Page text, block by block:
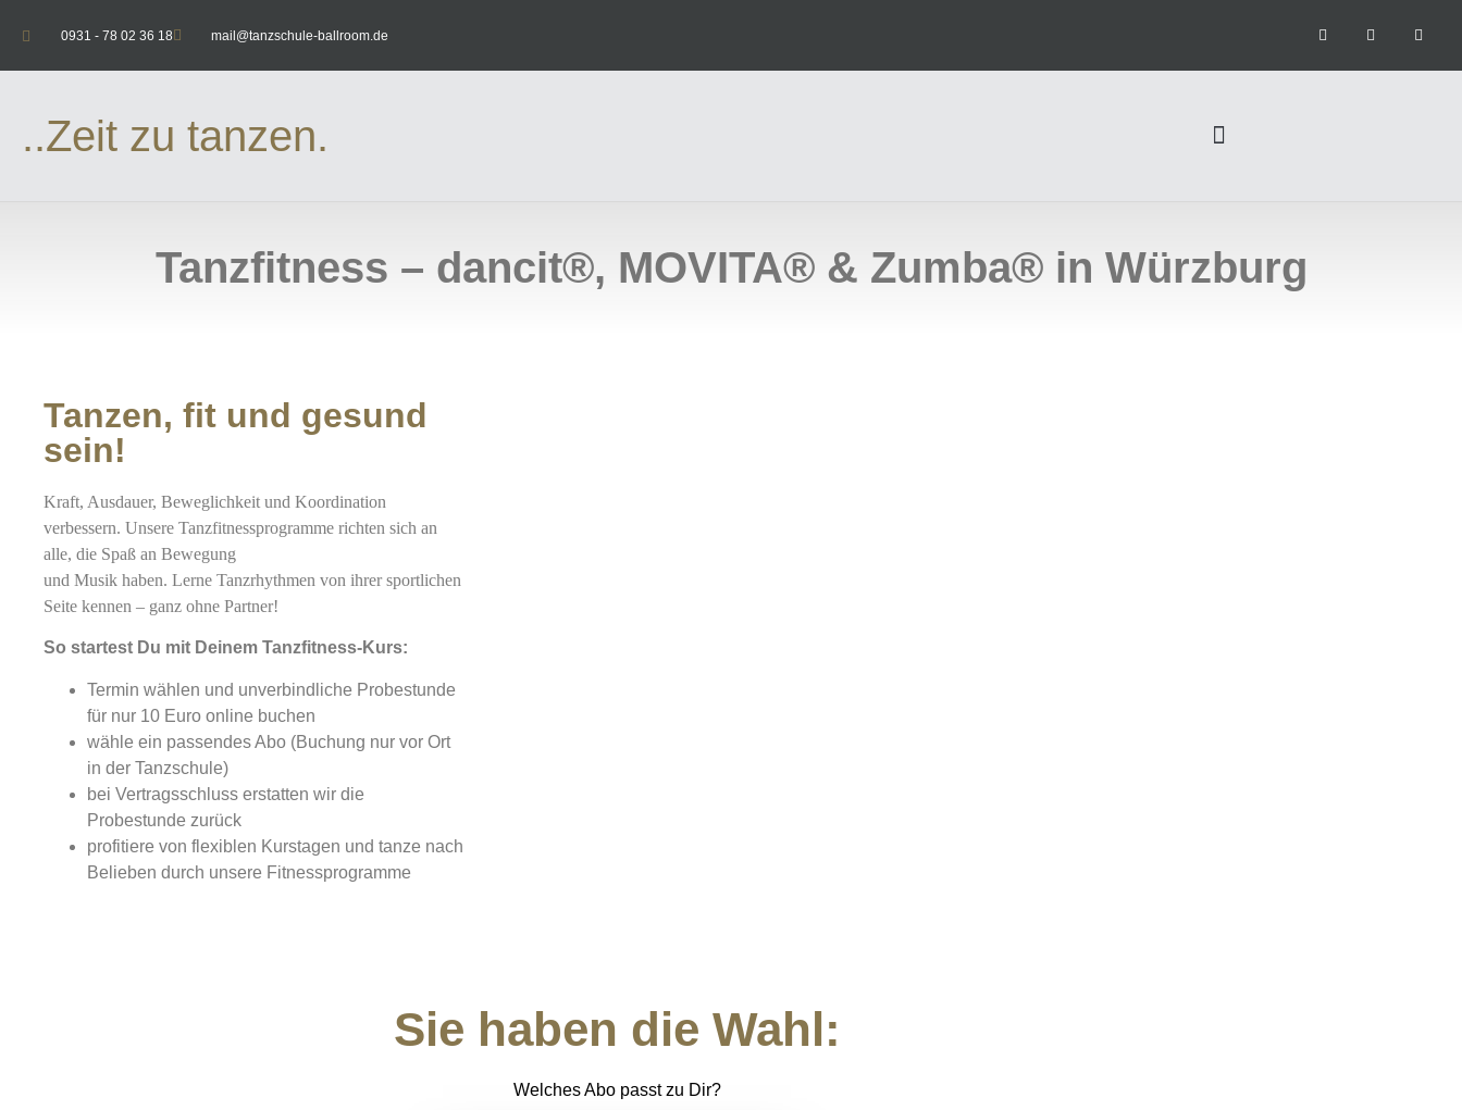
0931 - 78 02 36 18 mail@tanzschule-ballroom.de
..Zeit zu tanzen.
Tanzfitness – dancit®, MOVITA® & Zumba® in Würzburg
Tanzen, fit und gesund
sein!
Kraft, Ausdauer, Beweglichkeit und Koordination
verbessern. Unsere Tanzfitnessprogramme richten sich an
alle, die Spaß an Bewegung
und Musik haben. Lerne Tanzrhythmen von ihrer sportlichen
Seite kennen – ganz ohne Partner!
So startest Du mit Deinem Tanzfitness-Kurs:
Termin wählen und unverbindliche Probestunde
für nur 10 Euro online buchen
wähle ein passendes Abo (Buchung nur vor Ort
in der Tanzschule)
bei Vertragsschluss erstatten wir die
Probestunde zurück
profitiere von flexiblen Kurstagen und tanze nach
Belieben durch unsere Fitnessprogramme
Sie haben die Wahl:
Welches Abo passt zu Dir?